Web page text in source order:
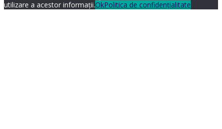
utilizare a acestor informații.OkPolitica de confidențialitate